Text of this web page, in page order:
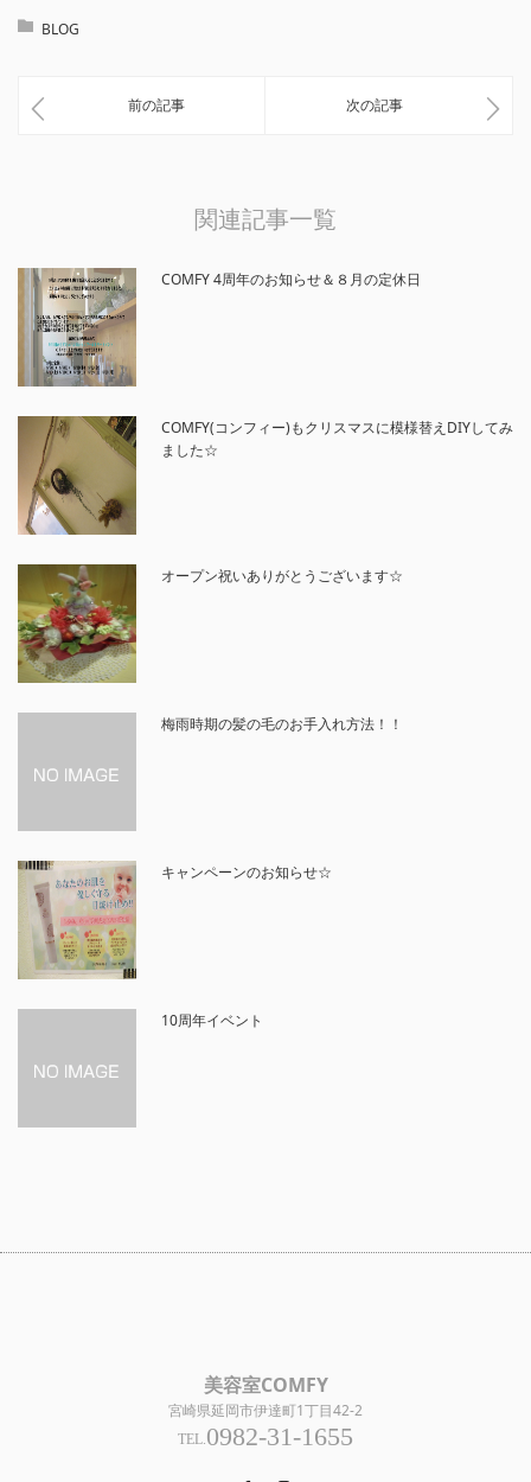
BLOG
前の記事 次の記事
関連記事一覧
COMFY 4周年のお知らせ＆８月の定休日
COMFY(コンフィー)もクリスマスに模様替えDIYしてみ
ました☆
オープン祝いありがとうございます☆
梅雨時期の髪の毛のお手入れ方法！！
キャンペーンのお知らせ☆
10周年イベント
美容室COMFY
宮崎県延岡市伊達町1丁目42-2
TEL. 0982-31-1655